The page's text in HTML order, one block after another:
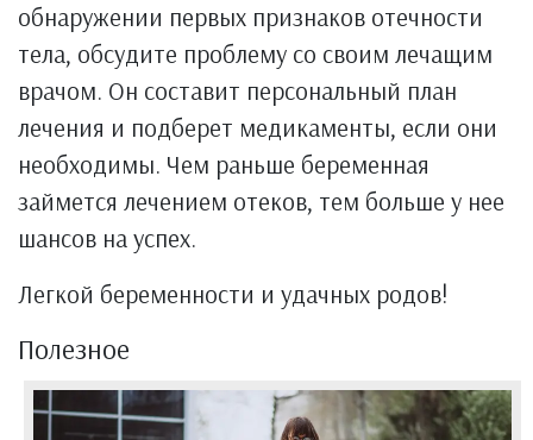
обнаружении первых признаков отечности
тела, обсудите проблему со своим лечащим
врачом. Он составит персональный план
лечения и подберет медикаменты, если они
необходимы. Чем раньше беременная
займется лечением отеков, тем больше у нее
шансов на успех.
Легкой беременности и удачных родов!
Полезное